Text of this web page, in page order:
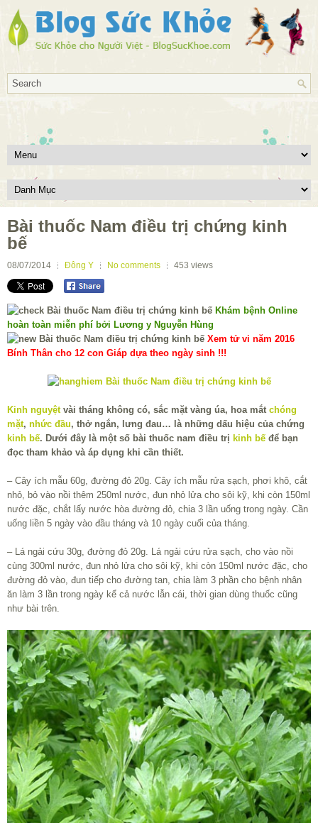
Bài thuốc Nam điều trị chứng kinh
bế
08/07/2014 Đông Y No comments 453 views
Khám bệnh Online
hoàn toàn miễn phí bởi Lương y Nguyễn Hùng
Xem tử vi năm 2016
Bính Thân cho 12 con Giáp dựa theo ngày sinh !!!
Kinh nguyệtvài tháng không có, sắc mặt vàng úa, hoa mắt chóng
mặt, nhức đầu, thở ngắn, lưng đau… là những dấu hiệu của chứng
kinh bế. Dưới đây là một số bài thuốc nam điều trị kinh bế để bạn
đọc tham khảo và áp dụng khi cần thiết.
– Cây ích mẫu 60g, đường đỏ 20g. Cây ích mẫu rửa sạch, phơi khô, cắt
nhỏ, bỏ vào nồi thêm 250ml nước, đun nhỏ lửa cho sôi kỹ, khi còn 150ml
nước đặc, chắt lấy nước hòa đường đỏ, chia 3 lần uống trong ngày. Cần
uống liền 5 ngày vào đầu tháng và 10 ngày cuối của tháng.
– Lá ngải cứu 30g, đường đỏ 20g. Lá ngải cứu rửa sạch, cho vào nồi
cùng 300ml nước, đun nhỏ lửa cho sôi kỹ, khi còn 150ml nước đặc, cho
đường đỏ vào, đun tiếp cho đường tan, chia làm 3 phần cho bệnh nhân
ăn làm 3 lần trong ngày kể cả nước lẫn cái, thời gian dùng thuốc cũng
như bài trên.